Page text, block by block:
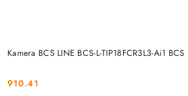
Kamera BCS LINE BCS-L-TIP18FCR3L3-Ai1 BCS
Cena:
910.41